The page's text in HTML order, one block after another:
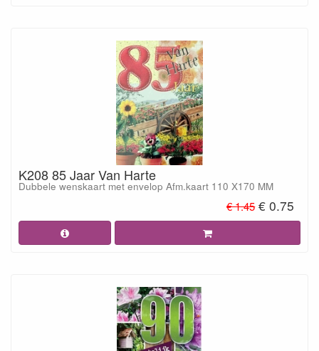
K208 85 Jaar Van Harte
Dubbele wenskaart met envelop Afm.kaart 110 X170 MM
€ 1.45 € 0.75